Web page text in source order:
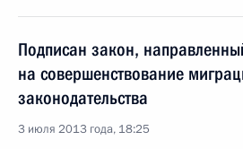
Подписан закон,
на совершенствование
законодательства
3 июля 2013 года, 18:25